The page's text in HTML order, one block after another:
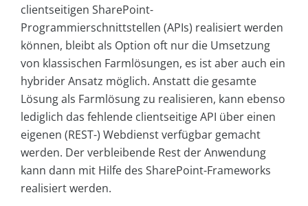
clientseitigen SharePoint-
Programmierschnittstellen (APIs) realisiert werden
können, bleibt als Option oft nur die Umsetzung
von klassischen Farmlösungen, es ist aber auch ein
hybrider Ansatz möglich. Anstatt die gesamte
Lösung als Farmlösung zu realisieren, kann ebenso
lediglich das fehlende clientseitige API über einen
eigenen (REST-) Webdienst verfügbar gemacht
werden. Der verbleibende Rest der Anwendung
kann dann mit Hilfe des SharePoint-Frameworks
realisiert werden.